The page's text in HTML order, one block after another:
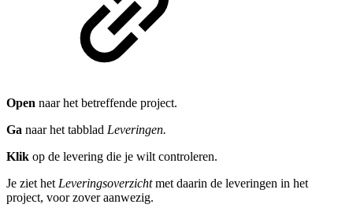
Open naar het betreffende project.
Ga naar het tabblad Leveringen.
Klik op de levering die je wilt controleren.
Je ziet het Leveringsoverzichtmet daarin de leveringen in het
project, voor zover aanwezig.